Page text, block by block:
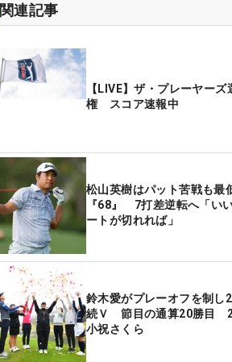
関連記事
【LIVE】ザ・プレーヤーズ
権 スコア速報中
松山英樹はパット苦戦も最
『68』 7打差逆転へ「い
ートが切れれば」
鈴木愛がプレーオフを制し
続Ｖ 節目の通算20勝目
小祝さくら